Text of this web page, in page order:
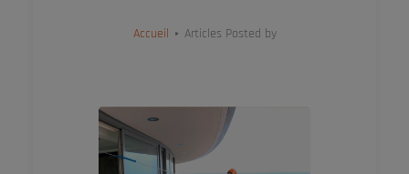
Accueil Articles Posted by